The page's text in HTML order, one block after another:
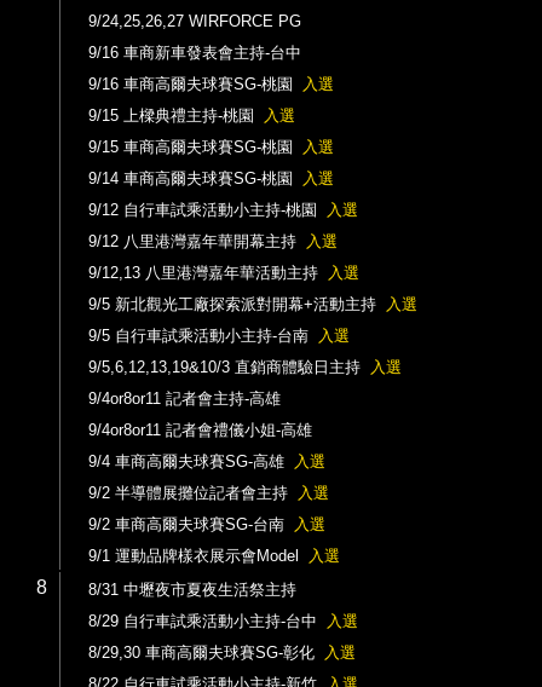
9/24,25,26,27 WIRFORCE PG
9/16 車商新車發表會主持-台中
9/16 車商高爾夫球賽SG-桃園
入選
9/15 上樑典禮主持-桃園
入選
9/15 車商高爾夫球賽SG-桃園
入選
9/14 車商高爾夫球賽SG-桃園
入選
9/12 自行車試乘活動小主持-桃園
入選
9/12 八里港灣嘉年華開幕主持
入選
9/12,13 八里港灣嘉年華活動主持
入選
9/5 新北觀光工廠探索派對開幕+活動主持
入選
9/5 自行車試乘活動小主持-台南
入選
9/5,6,12,13,19&10/3 直銷商體驗日主持
入選
9/4or8or11 記者會主持-高雄
9/4or8or11 記者會禮儀小姐-高雄
9/4 車商高爾夫球賽SG-高雄
入選
9/2 半導體展攤位記者會主持
入選
9/2 車商高爾夫球賽SG-台南
入選
9/1 運動品牌樣衣展示會Model
入選
8
8/31 中壢夜市夏夜生活祭主持
8/29 自行車試乘活動小主持-台中
入選
8/29,30 車商高爾夫球賽SG-彰化
入選